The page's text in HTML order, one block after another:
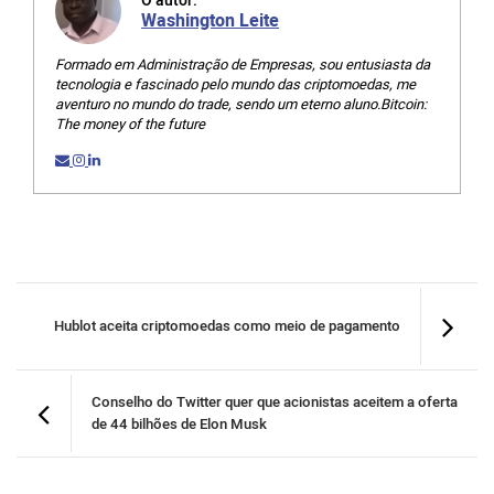
Washington Leite
Formado em Administração de Empresas, sou entusiasta da
tecnologia e fascinado pelo mundo das criptomoedas, me
aventuro no mundo do trade, sendo um eterno aluno.Bitcoin:
The money of the future
Hublot aceita criptomoedas como meio de pagamento
Conselho do Twitter quer que acionistas aceitem a oferta
de 44 bilhões de Elon Musk